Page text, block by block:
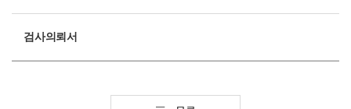
검사의뢰서